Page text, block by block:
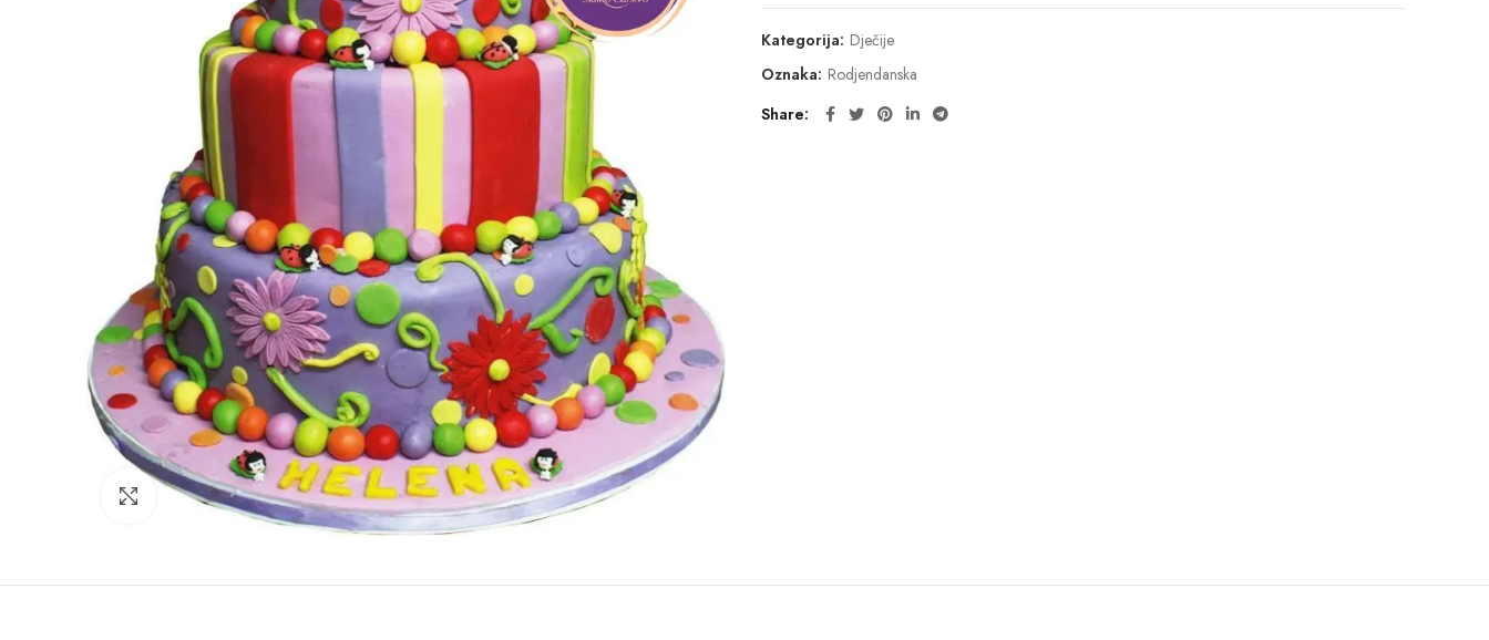
Click to enlarge
Kategorija: Dječije
Oznaka: Rodjendanska
Share